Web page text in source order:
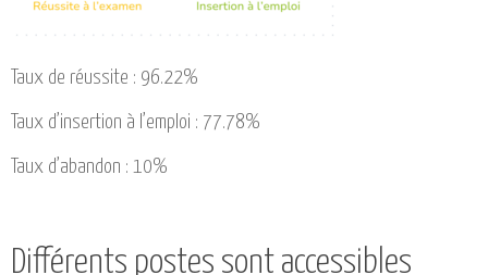
Taux de réussite : 96.22%
Taux d’insertion à l’emploi : 77.78%
Taux d’abandon : 10%
Différents postes sont accessibles